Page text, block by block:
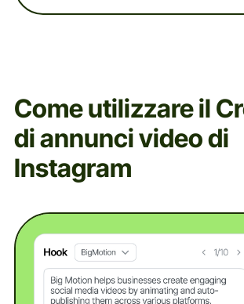
Come utilizzare il
di annunci video di
Instagram